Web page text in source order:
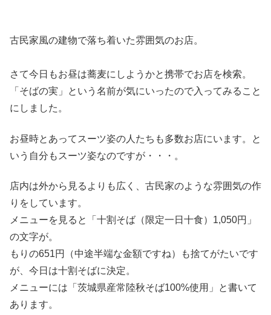
古民家風の建物で落ち着いた雰囲気のお店。
さて今日もお昼は蕎麦にしようかと携帯でお店を検索。
「そばの実」という名前が気にいったので入ってみること
にしました。
お昼時とあってスーツ姿の人たちも多数お店にいます。と
いう自分もスーツ姿なのですが・・・。
店内は外から見るよりも広く、古民家のような雰囲気の作
りをしています。
メニューを見ると「十割そば（限定一日十食）1,050円」
の文字が。
もりの651円（中途半端な金額ですね）も捨てがたいです
が、今日は十割そばに決定。
メニューには「茨城県産常陸秋そば100%使用」と書いて
あります。